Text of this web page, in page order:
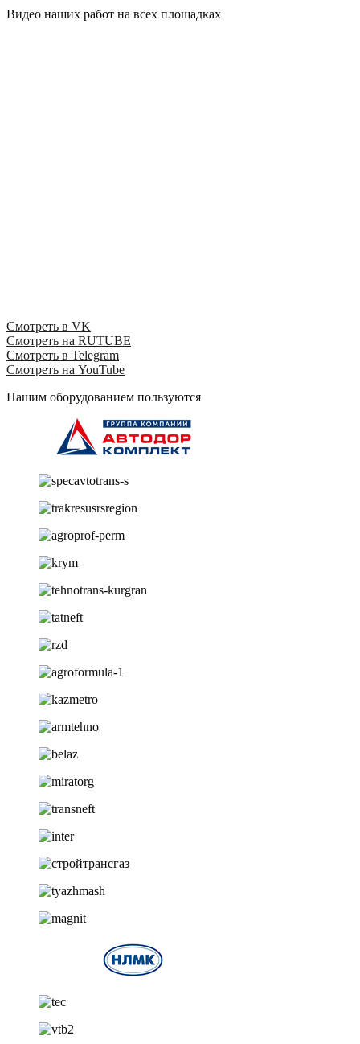
Видео наших работ на всех площадках
Смотреть в VK
Смотреть на RUTUBE
Смотреть в Telegram
Смотреть на YouTube
Нашим оборудованием пользуются